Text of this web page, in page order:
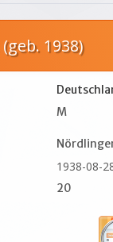
(geb. 1938)
M
1938-08-
20